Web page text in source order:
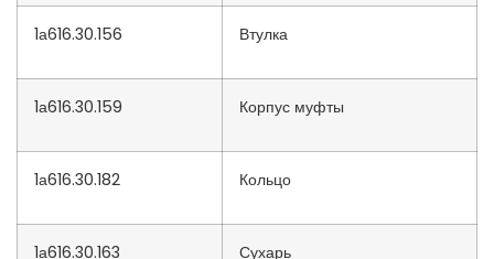
1а616.30.156 Втулка
1а616.30.159 Корпус муфты
1а616.30.182 Кольцо
1а616.30.163 Сухарь